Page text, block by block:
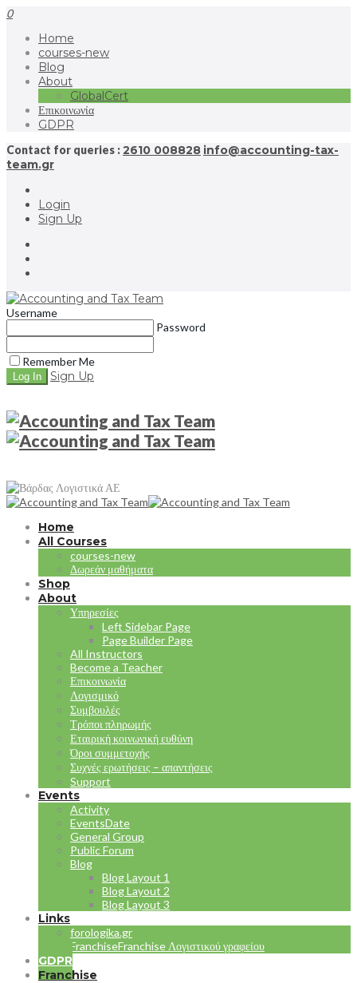
0
Home
courses-new
Blog
About
GlobalCert
Επικοινωνία
GDPR
Contact for queries :2610 008828 info@accounting-tax-
team.gr
Login
Sign Up
Username
Password
Remember Me
Sign Up
Home
All Courses
courses-new
Δωρεάν μαθήματα
Shop
About
Υπηρεσίες
Left Sidebar Page
Page Builder Page
All Instructors
Become a Teacher
Επικοινωνία
Λογισμικό
Συμβουλές
Τρόποι πληρωμής
Εταιρική κοινωνική ευθύνη
Όροι συμμετοχής
Συχνές ερωτήσεις – απαντήσεις
Support
Events
Activity
EventsDate
General Group
Public Forum
Blog
Blog Layout 1
Blog Layout 2
Blog Layout 3
Links
forologika.gr
FranchiseFranchise Λογιστικού γραφείου
GDPR
Franchise